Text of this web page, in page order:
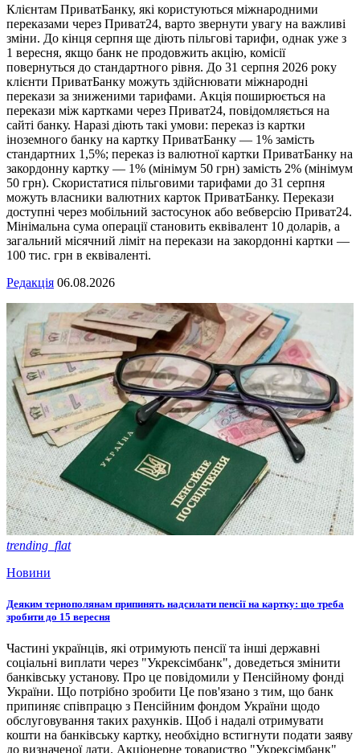
Клієнтам ПриватБанку, які користуються міжнародними
переказами через Приват24, варто звернути увагу на важливі
зміни. До кінця серпня ще діють пільгові тарифи, однак уже з
1 вересня, якщо банк не продовжить акцію, комісії
повернуться до стандартного рівня. До 31 серпня 2026 року
клієнти ПриватБанку можуть здійснювати міжнародні
перекази за зниженими тарифами. Акція поширюється на
перекази між картками через Приват24, повідомляється на
сайті банку. Наразі діють такі умови: переказ із картки
іноземного банку на картку ПриватБанку — 1% замість
стандартних 1,5%; переказ із валютної картки ПриватБанку на
закордонну картку — 1% (мінімум 50 грн) замість 2% (мінімум
50 грн). Скористатися пільговими тарифами до 31 серпня
можуть власники валютних карток ПриватБанку. Перекази
доступні через мобільний застосунок або вебверсію Приват24.
Мінімальна сума операції становить еквівалент 10 доларів, а
загальний місячний ліміт на перекази на закордонні картки —
100 тис. грн в еквіваленті.
Редакція 06.08.2026
trending_flat
Новини
Деяким тернополянам припинять надсилати пенсії на картку: що треба
зробити до 15 вересня
Частині українців, які отримують пенсії та інші державні
соціальні виплати через "Укрексімбанк", доведеться змінити
банківську установу. Про це повідомили у Пенсійному фонді
України. Що потрібно зробити Це пов'язано з тим, що банк
припиняє співпрацю з Пенсійним фондом України щодо
обслуговування таких рахунків. Щоб і надалі отримувати
кошти на банківську картку, необхідно встигнути подати заяву
до визначеної дати. Акціонерне товариство "Укрексімбанк"